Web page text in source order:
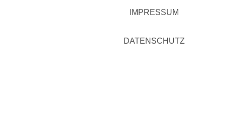
IMPRESSUM
DATENSCHUTZ